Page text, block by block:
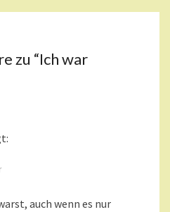
zu “Ich war
auch wenn es nur